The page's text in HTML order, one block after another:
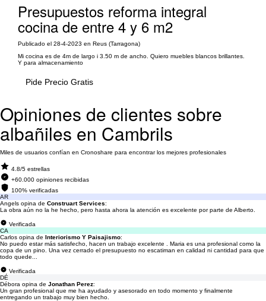
Presupuestos reforma integral
cocina de entre 4 y 6 m2
Publicado el 28-4-2023 en Reus (Tarragona)
Mi cocina es de 4m de largo i 3.50 m de ancho. Quiero muebles blancos brillantes.
Y para almacenamiento
Pide Precio Gratis
Opiniones de clientes sobre
albañiles en Cambrils
Miles de usuarios confían en Cronoshare para encontrar los mejores profesionales
4.8/5 estrellas
+60.000 opiniones recibidas
100% verificadas
AR
Angels opina de Construart Services:
La obra aún no la he hecho, pero hasta ahora la atención es excelente por parte de Alberto.
Verificada
CA
Carlos opina de Interiorismo Y Paisajismo:
No puedo estar más satisfecho, hacen un trabajo excelente . Maria es una profesional como la
copa de un pino. Una vez cerrado el presupuesto no escatiman en calidad ni cantidad para que
todo quede...
Verificada
DÉ
Débora opina de Jonathan Perez:
Un gran profesional que me ha ayudado y asesorado en todo momento y finalmente
entregando un trabajo muy bien hecho.